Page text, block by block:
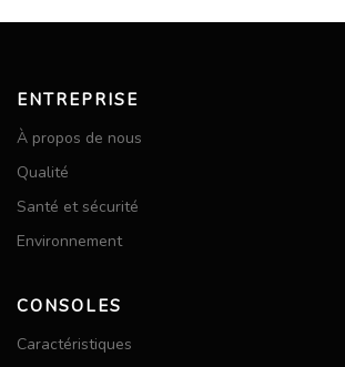
ENTREPRISE
À propos de nous
Qualité
Santé et sécurité
Environnement
CONSOLES
Caractéristiques